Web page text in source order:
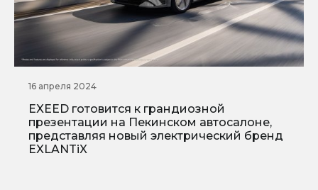
16 апреля 2024
EXEED готовится к грандиозной
презентации на Пекинском автосалоне,
представляя новый электрический бренд
EXLANTiX